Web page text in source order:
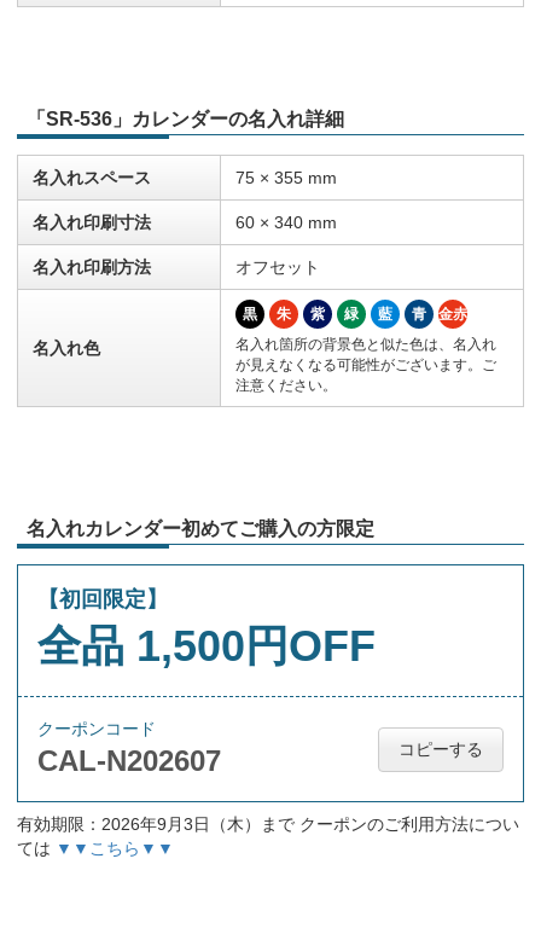
「SR-536」カレンダーの名入れ詳細
名入れスペース 75 × 355 mm
名入れ印刷寸法 60 × 340 mm
名入れ印刷方法 オフセット
名入れ色
黒 朱 紫 緑 藍 青
金赤
名入れ箇所の背景色と似た色は、名入れ
が見えなくなる可能性がございます。ご
注意ください。
名入れカレンダー初めてご購入の方限定
【初回限定】
全品 1,500円OFF
クーポンコード
CAL-N202607 コピーする
有効期限：2026年9月3日（木）まで クーポンのご利用方法につい
ては ▼▼こちら▼▼